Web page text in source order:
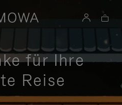
für Ihre
Reise